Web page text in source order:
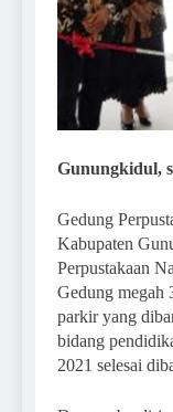
Gunungkidul,
Gedung
Kabupaten
Perpustakaan
Gedung megah
parkir yang
bidang
2021 selesai